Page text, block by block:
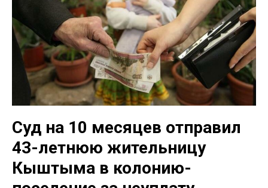
Суд на 10 месяцев отправил
43-летнюю жительницу
Кыштыма в колонию-